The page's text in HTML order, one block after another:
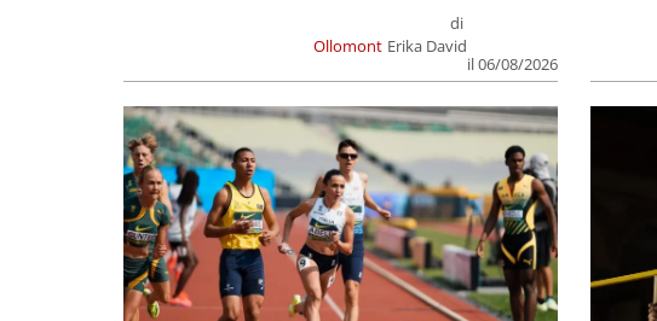
Ollomont
di
Erika David
il 06/08/2026